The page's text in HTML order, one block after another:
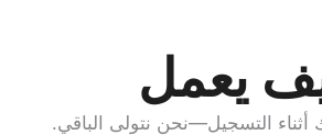
يعمل
أثناء التسجيل—نحن نتولى الباقي.